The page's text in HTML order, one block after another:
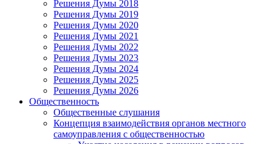
Решения Думы 2018
Решения Думы 2019
Решения Думы 2020
Решения Думы 2021
Решения Думы 2022
Решения Думы 2023
Решения Думы 2024
Решения Думы 2025
Решения Думы 2026
Общественность
Общественные слушания
Концепция взаимодействия органов местного
самоуправления с общественностью